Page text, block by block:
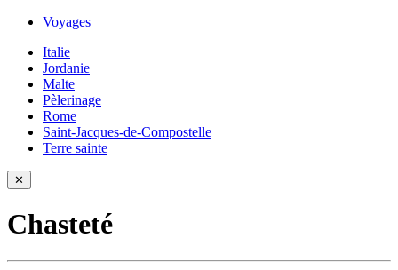
Voyages
Italie
Jordanie
Malte
Pèlerinage
Rome
Saint-Jacques-de-Compostelle
Terre sainte
✕
Chasteté